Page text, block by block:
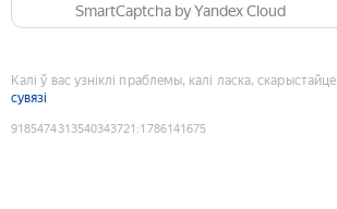
SmartCaptcha by Yandex Cloud
Калі ў вас узніклі праблемы, калі ласка, скарыстайце
сувязі
9185474313540343721 :1786141675